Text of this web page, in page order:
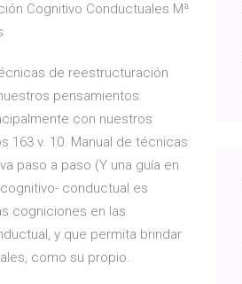
Cognitivo Conductuales Mª
de reestructuración
pensamientos.
con nuestros
v. 10. Manual de técnicas
paso a paso (Y una guía en
conductual es
cogniciones en las
y que permita brindar
como su propio.